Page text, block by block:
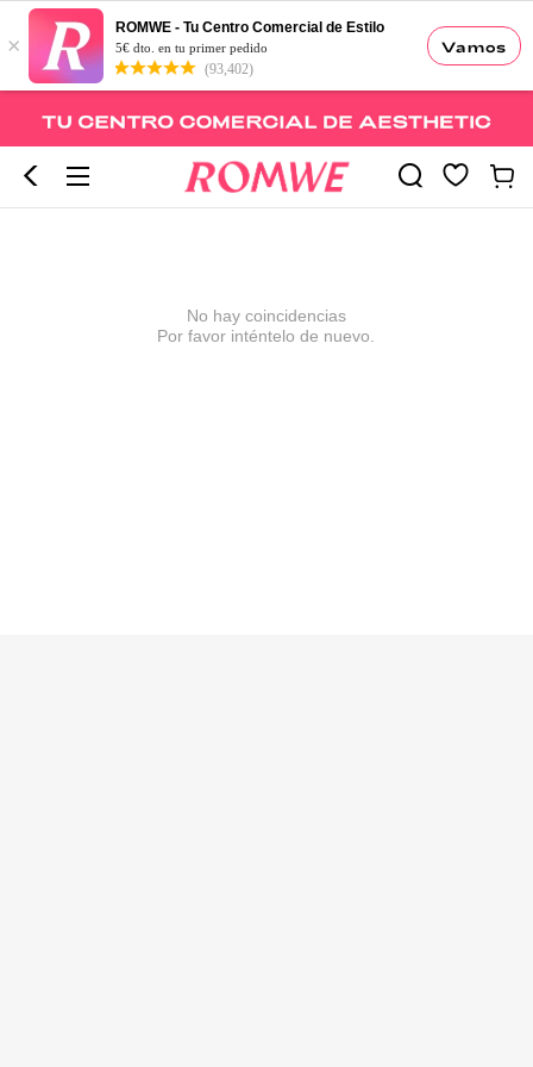
Vamos
×
ROMWE - Tu Centro Comercial de Estilo
5€ dto. en tu primer pedido
(93,402)
No hay coincidencias
Por favor inténtelo de nuevo.